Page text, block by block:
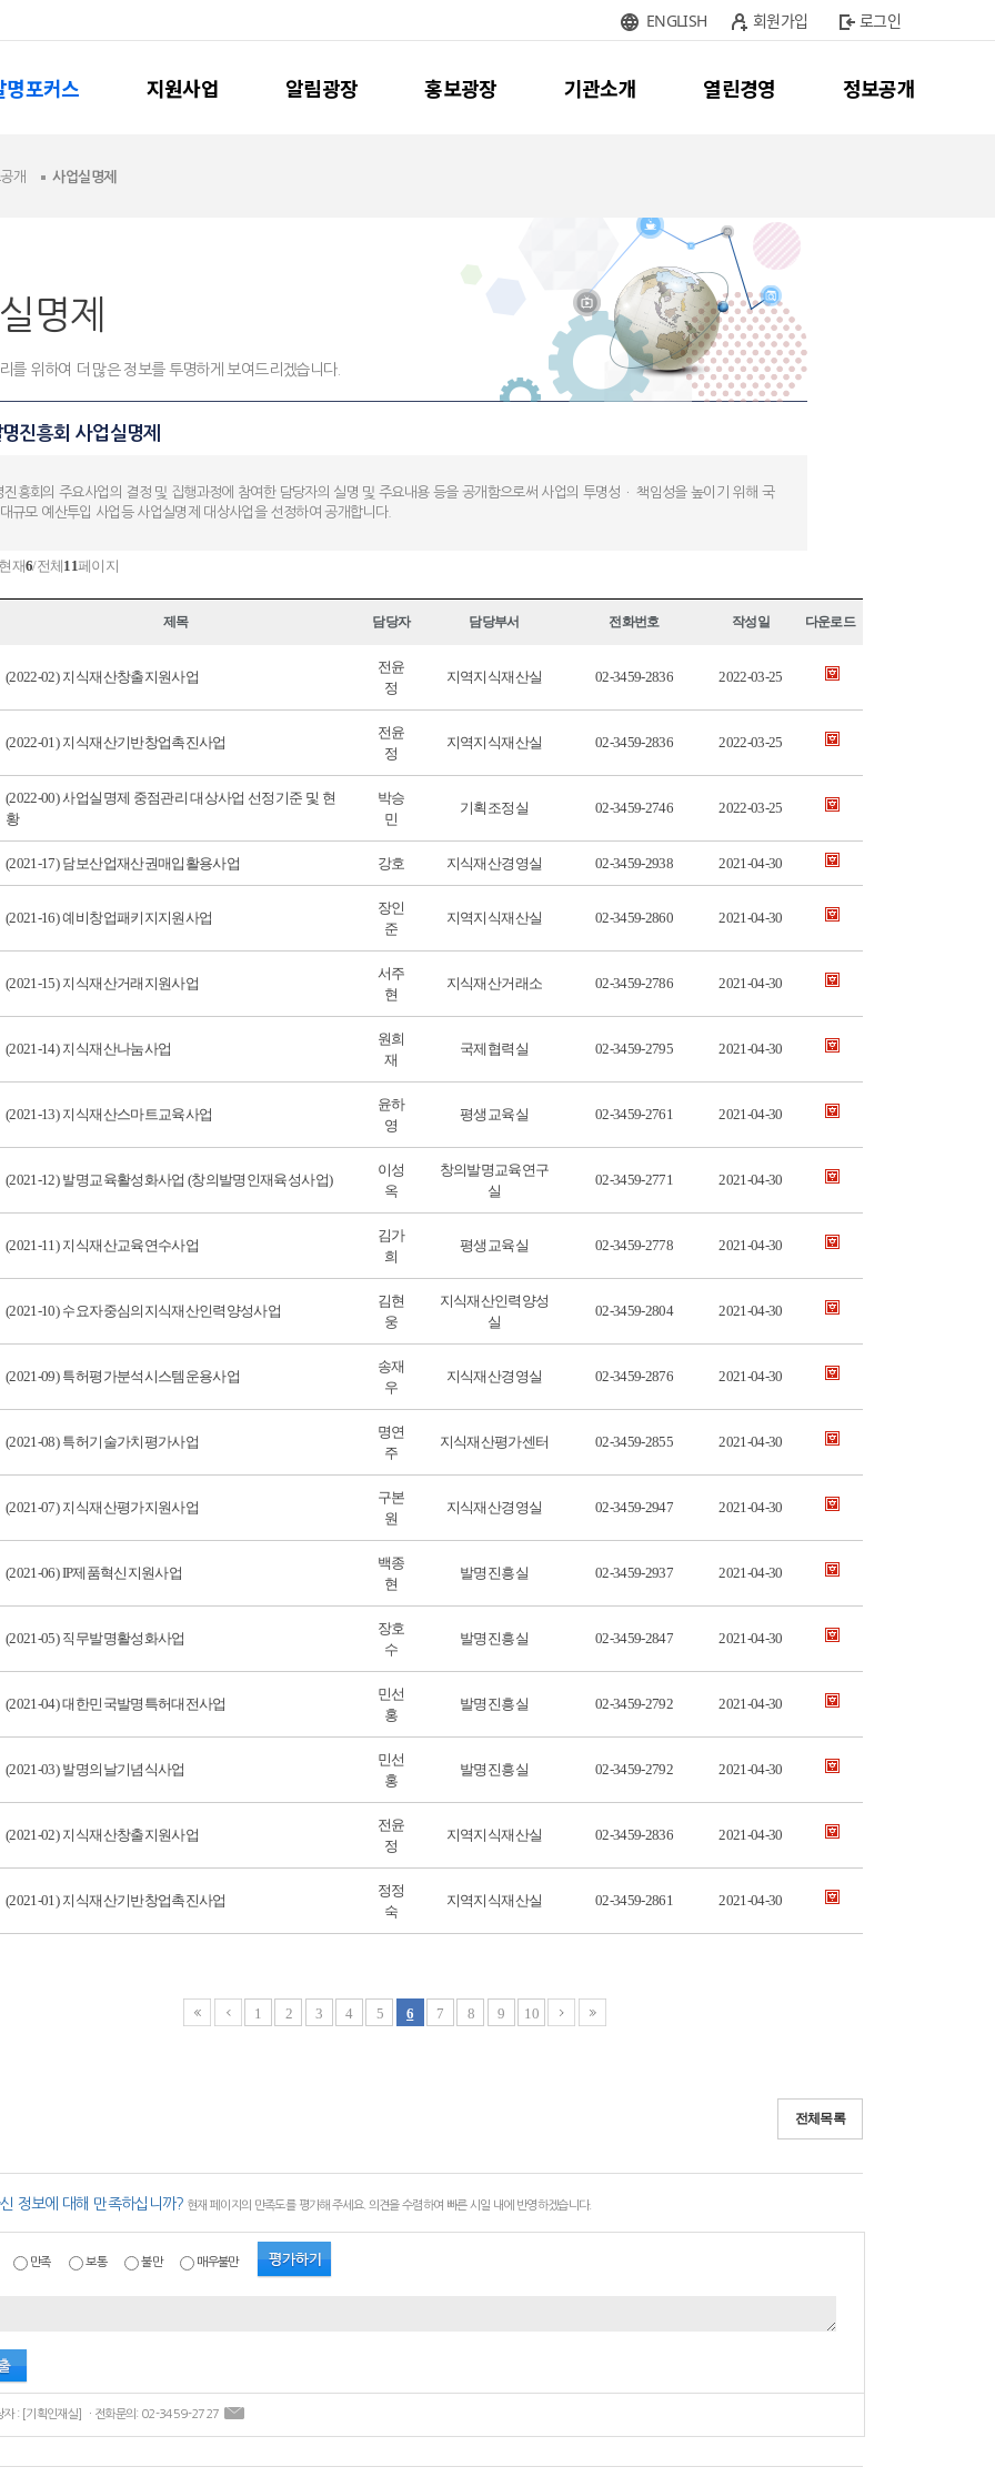
ENGLISH 회원가입 로그인
명포커스 지원사업 알림광장 홍보광장 기관소개 열린경영 정보공개
개 사업실명제
명제
를 위하여 더 많은 정보를 투명하게 보여드리겠습니다.
진흥회 사업실명제
진흥회의 주요사업의 결정 및 집행과정에 참여한 담당자의 실명 및 주요내용 등을 공개함으로써 사업의 투명성ㆍ 책임성을 높이기 위해 국
규모 예산투입 사업등 사업실명제 대상사업을 선정하여 공개합니다.
재6/전체11페이지
제목 담당자 담당부서 전화번호 작성일 다운로드
(2022-02) 지식재산창출지원사업
전윤
정
지역지식재산실 02-3459-2836 2022-03-25
(2022-01) 지식재산기반창업촉진사업
전윤
정
지역지식재산실 02-3459-2836 2022-03-25
(2022-00) 사업실명제 중점관리 대상사업 선정기준 및 현
황
박승
민
기획조정실 02-3459-2746 2022-03-25
(2021-17) 담보산업재산권매입활용사업 강호 지식재산경영실 02-3459-2938 2021-04-30
(2021-16) 예비창업패키지지원사업
장인
준
지역지식재산실 02-3459-2860 2021-04-30
(2021-15) 지식재산거래지원사업
서주
현
지식재산거래소 02-3459-2786 2021-04-30
(2021-14) 지식재산나눔사업
원희
재
국제협력실 02-3459-2795 2021-04-30
(2021-13) 지식재산스마트교육사업
윤하
영
평생교육실 02-3459-2761 2021-04-30
(2021-12) 발명교육활성화사업 (창의발명인재육성사업)
이성
옥
창의발명교육연구
실
02-3459-2771 2021-04-30
(2021-11) 지식재산교육연수사업
김가
희
평생교육실 02-3459-2778 2021-04-30
(2021-10) 수요자중심의지식재산인력양성사업
김현
웅
지식재산인력양성
실
02-3459-2804 2021-04-30
(2021-09) 특허평가분석시스템운용사업
송재
우
지식재산경영실 02-3459-2876 2021-04-30
(2021-08) 특허기술가치평가사업
명연
주
지식재산평가센터 02-3459-2855 2021-04-30
(2021-07) 지식재산평가지원사업
구본
원
지식재산경영실 02-3459-2947 2021-04-30
(2021-06) IP제품혁신지원사업
백종
현
발명진흥실 02-3459-2937 2021-04-30
(2021-05) 직무발명활성화사업
장호
수
발명진흥실 02-3459-2847 2021-04-30
(2021-04) 대한민국발명특허대전사업
민선
홍
발명진흥실 02-3459-2792 2021-04-30
(2021-03) 발명의날기념식사업
민선
홍
발명진흥실 02-3459-2792 2021-04-30
(2021-02) 지식재산창출지원사업
전윤
정
지역지식재산실 02-3459-2836 2021-04-30
(2021-01) 지식재산기반창업촉진사업
정정
숙
지역지식재산실 02-3459-2861 2021-04-30
1 2 3 4 5 6 7 8 9 10
전체목록
정보에 대해 만족하십니까? 현재 페이지의 만족도를 평가해 주세요. 의견을 수렴하여 빠른 시일 내에 반영하겠습니다.
만족 보통 불만 매우불만
ㆍ콘텐츠 담당자 : [기획인재실] ㆍ전화문의: 02-3459-2727